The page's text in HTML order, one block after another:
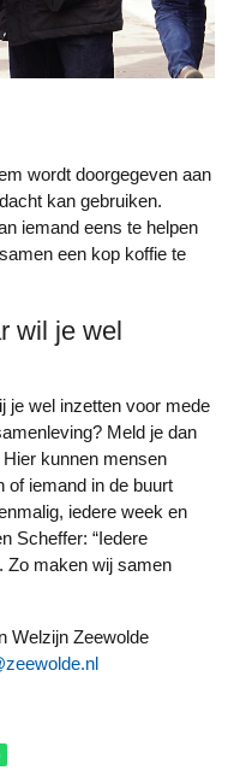
kan gebruiken.
iemand eens te helpen
een kop koffie te
wil je wel
Meld je dan
kunnen mensen
of iemand in de buurt
iedere week en
Scheffer: “Iedere
Zo maken wij samen
Welzijn Zeewolde